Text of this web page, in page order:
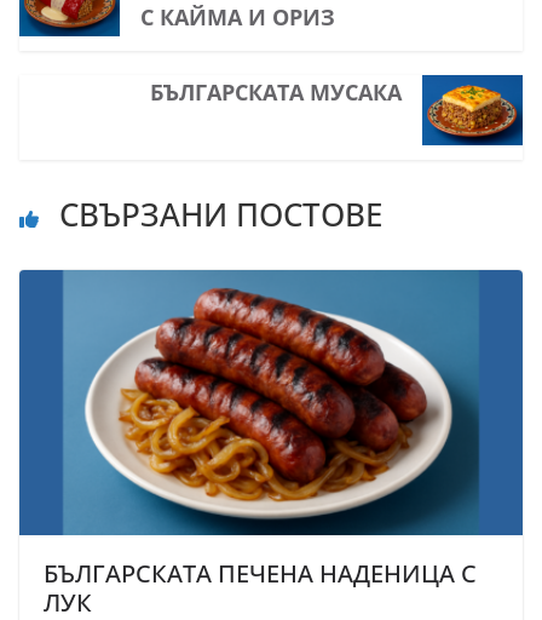
С КАЙМА И ОРИЗ
БЪЛГАРСКАТА МУСАКА
СВЪРЗАНИ ПОСТОВЕ
БЪЛГАРСКАТА ПЕЧЕНА НАДЕНИЦА С
ЛУК